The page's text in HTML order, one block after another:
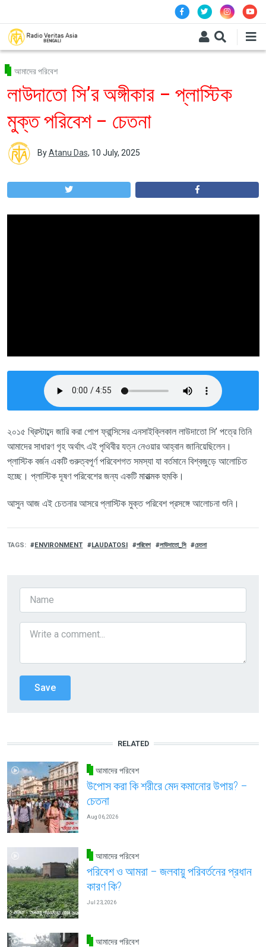
আমাদের পরিবেশ
লাউদাতো সি’র অঙ্গীকার – প্লাস্টিক
মুক্ত পরিবেশ – চেতনা
ByAtanu Das, 10 July, 2025
২০১৫ খ্রিস্টাব্দে জারি করা পোপ ফ্রান্সিসের এনসাইক্লিকাল লাউদাতো সি’পত্রেতিনি
আমাদেরসাধারণ গৃহঅর্থাৎ এই পৃথিবীর যত্ন নেওয়ার আহ্বানজানিয়েছিলেন।
প্লাস্টিক বর্জন একটি গুরুত্বপূর্ণ পরিবেশগত সমস্যা যা বর্তমানে বিশ্বজুড়ে আলোচিত
হচ্ছে। প্লাস্টিকদূষণপরিবেশের জন্য একটি মারাত্মক হুমকি।
আসুন আজ এই চেতনার আসরেপ্লাস্টিক মুক্ত পরিবেশপ্রসঙ্গে আলোচনা শুনি।
TAGS ENVIRONMENT LAUDATOSI পরিবেশ লাউদাতো_সি চেতনা
RELATED
আমাদের পরিবেশ
উপোস করা কি শরীরে মেদ কমানোর উপায়? –
চেতনা
Aug 06, 2026
আমাদের পরিবেশ
পরিবেশ ও আমরা – জলবায়ু পরিবর্তনের প্রধান
কারণ কি?
Jul 23, 2026
আমাদের পরিবেশ